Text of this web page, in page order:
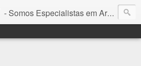
- Somos Especialistas em Araguaia - Mato Grosso